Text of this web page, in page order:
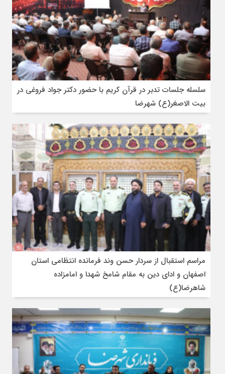
سلسله جلسات تدبر در قرآن کریم با حضور دکتر جواد فروغی در
بیت الاصغر(ع) شهرضا
مراسم استقبال از سردار حسن وند فرمانده انتظامی استان
اصفهان و ادای دین به مقام شامخ شهدا و امامزاده
شاهرضا(ع)